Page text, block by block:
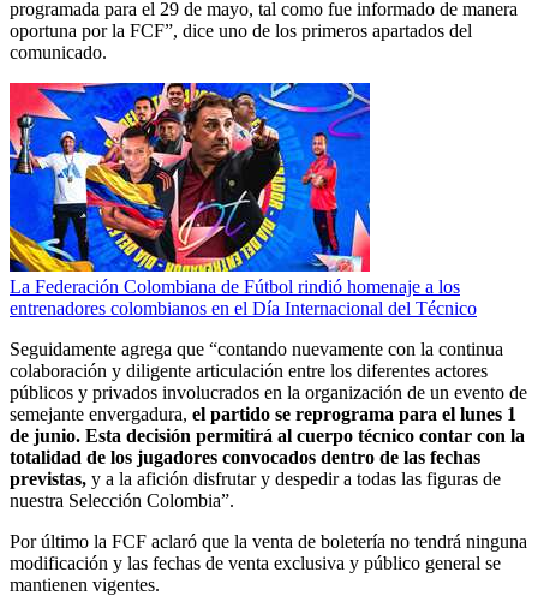
programada para el 29 de mayo, tal como fue informado de manera
oportuna por la FCF”, dice uno de los primeros apartados del
comunicado.
La Federación Colombiana de Fútbol rindió homenaje a los
entrenadores colombianos en el Día Internacional del Técnico
Seguidamente agrega que “contando nuevamente con la continua
colaboración y diligente articulación entre los diferentes actores
públicos y privados involucrados en la organización de un evento de
semejante envergadura, el partido se reprograma para el lunes 1
de junio. Esta decisión permitirá al cuerpo técnico contar con la
totalidad de los jugadores convocados dentro de las fechas
previstas, y a la afición disfrutar y despedir a todas las figuras de
nuestra Selección Colombia”.
Por último la FCF aclaró que la venta de boletería no tendrá ninguna
modificación y las fechas de venta exclusiva y público general se
mantienen vigentes.